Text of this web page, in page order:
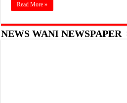
Read More »
NEWS WANI NEWSPAPER